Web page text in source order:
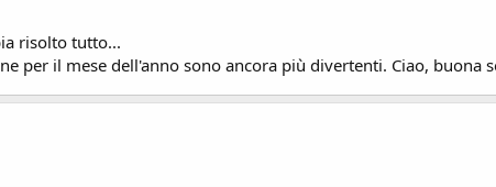
risolto tutto...
per il mese dell'anno sono ancora più divertenti. Ciao, buona